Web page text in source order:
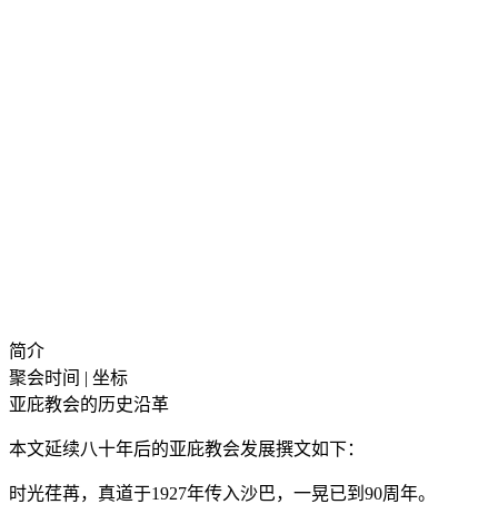
简介
聚会时间 | 坐标
亚庇教会的历史沿革
本文延续八十年后的亚庇教会发展撰文如下：
时光荏苒，真道于1927年传入沙巴，一晃已到90周年。